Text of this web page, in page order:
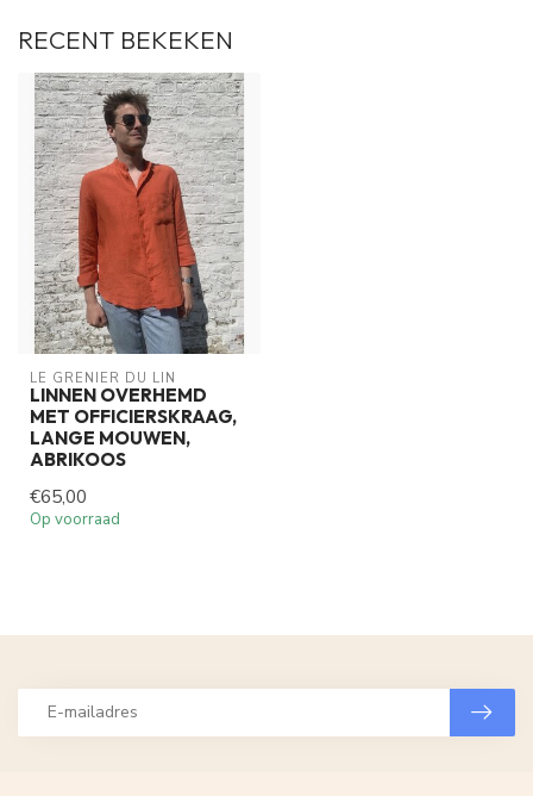
RECENT BEKEKEN
LE GRENIER DU LIN
LINNEN OVERHEMD
MET OFFICIERSKRAAG,
LANGE MOUWEN,
ABRIKOOS
€65,00
Op voorraad